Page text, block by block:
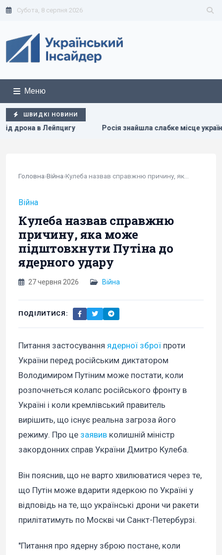
Субота, 8 серпня 2026
Меню
ШВИДКІ НОВИНИ
Росія знайшла слабке місце української ППО, не залишаючи
Головна›Війна›
Війна
Кулеба назвав справжню
причину, яка може
підштовхнути Путіна до
ядерного удару
27 червня 2026 Війна
ПОДІЛИТИСЯ:
Питання застосування ядерної зброї проти
України перед російським диктатором
Володимиром Путіним може постати, коли
розпочнеться колапс російського фронту в
Україні і коли кремлівський правитель
вирішить, що існує реальна загроза його
режиму. Про це заявив колишній міністр
закордонних справ України Дмитро Кулеба.
Він пояснив, що не варто хвилюватися через те,
що Путін може вдарити ядеркою по Україні у
відповідь на те, що українські дрони чи ракети
прилітатимуть по Москві чи Санкт-Петербурзі.
"Питання про ядерну зброю постане, коли